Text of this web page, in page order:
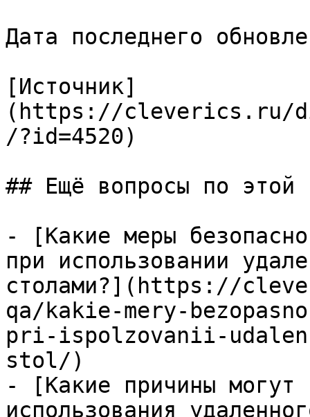
Дата последнего
[Источник]
(https://cleverics.ru/
/?id=4520)
## Ещё вопросы по этой
- [Какие меры
при использовании
столами?](https://
qa/kakie-mery-
pri-ispolzovanii-
stol/)
- [Какие причины могут
использования